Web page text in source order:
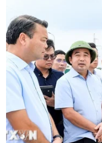
Xuất hiện các
theo nhiều vết nứt,
07/08/2026 07:31
Thu hồi 89 ha đất
đầu tư công trình